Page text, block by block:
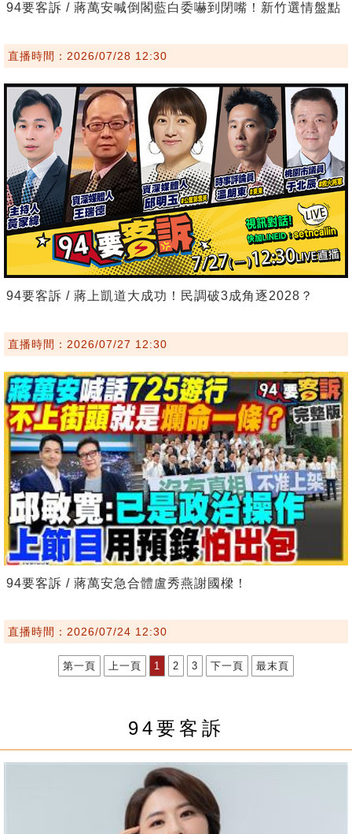
94要客訴 / 蔣萬安喊倒閣藍白委嚇到閉嘴！新竹選情盤點
直播時間：2026/07/28 12:30
94要客訴 / 蔣上凱道大成功！民調破3成角逐2028？
直播時間：2026/07/27 12:30
94要客訴 / 蔣萬安急合體盧秀燕謝國樑！
直播時間：2026/07/24 12:30
第一頁 上一頁 1 2 3 下一頁 最末頁
94要客訴